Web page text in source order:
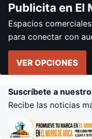
Publicita en El
Espacios
para conectar con
VER OPCIONES
Suscríbete a
Recibe las noticias